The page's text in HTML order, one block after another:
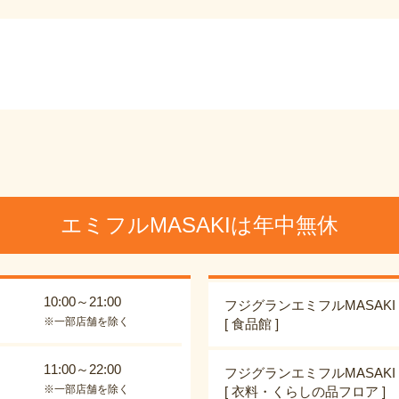
エミフルMASAKIは年中無休
10:00～21:00
※一部店舗を除く
11:00～22:00
※一部店舗を除く
フジグランエミフルMASAKI
[ 食品館 ]
フジグランエミフルMASAKI
[ 衣料・くらしの品フロア ]